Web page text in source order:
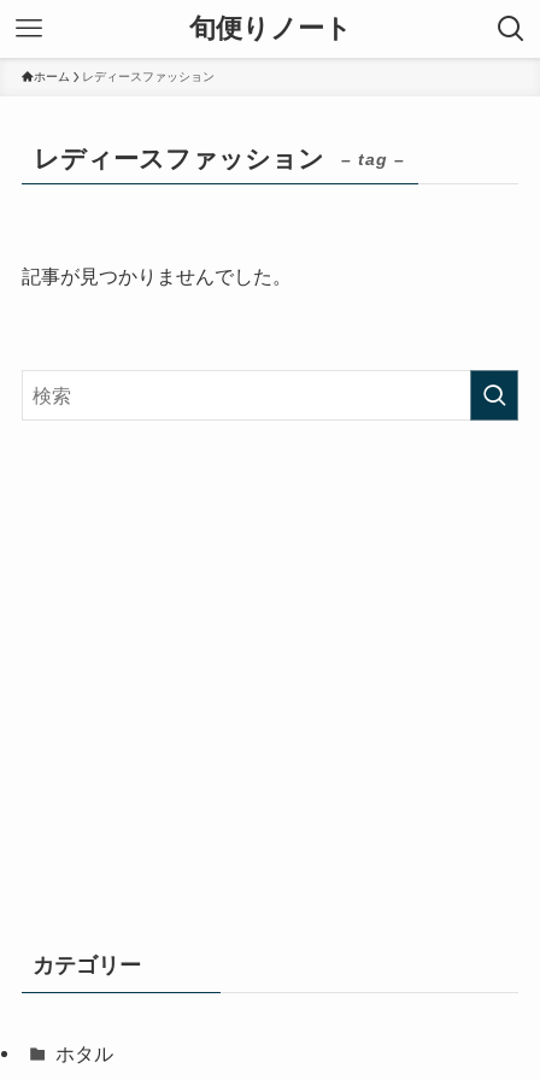
旬便りノート
ホーム レディースファッション
レディースファッション – tag –
記事が見つかりませんでした。
カテゴリー
ホタル